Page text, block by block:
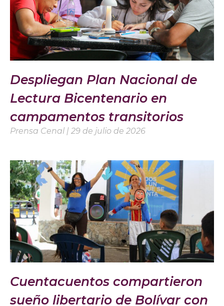
Despliegan Plan Nacional de
Lectura Bicentenario en
campamentos transitorios
Prensa Cenal 29 de julio de 2026
Cuentacuentos compartieron
sueño libertario de Bolívar con